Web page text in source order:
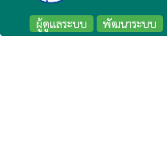
ผู้ดูแลระบบ พัฒนาระบบ